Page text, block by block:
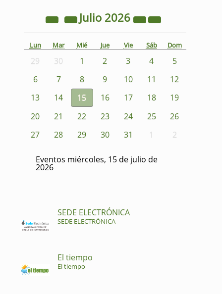
Julio 2026
Lun Mar Mié Jue Vie Sáb Dom
29 30 1 2 3 4
5
6
7 8 9 10 11
12
13
14 15 16 17 18
19
20
21 22 23 24 25
26
27
28 29 30 31 1 2
Eventos miércoles, 15 de julio de
2026
SEDE ELECTRÓNICA
SEDE ELECTRÓNICA
El tiempo
El tiempo